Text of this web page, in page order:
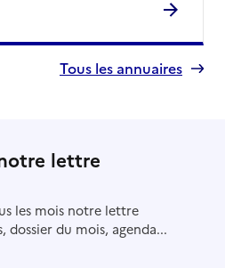
Tous les annuaires
lettre
les mois notre lettre
du mois, agenda...